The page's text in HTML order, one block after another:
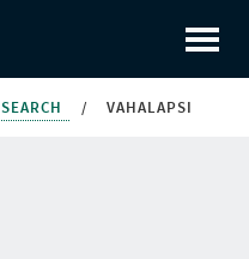
SEARCH / VAHALAPSI